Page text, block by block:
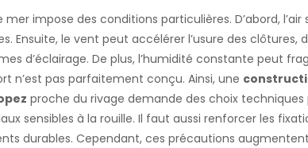
mer impose des conditions particulières. D’abord,
Ensuite, le vent peut accélérer l’usure des clôtures,
d’éclairage. De plus, l’humidité constante peut
n’est pas parfaitement conçu. Ainsi, une
proche du rivage demande des choix
sensibles à la rouille. Il faut aussi renforcer les
durables. Cependant, ces précautions